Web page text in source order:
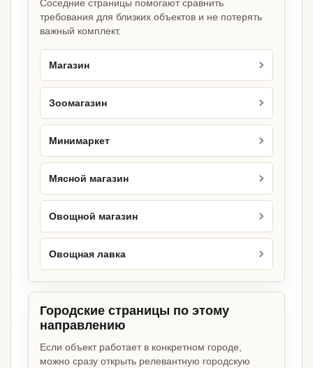
Соседние страницы помогают сравнить
требования для близких объектов и не потерять
важный комплект.
Магазин
Зоомагазин
Минимаркет
Мясной магазин
Овощной магазин
Овощная лавка
Городские страницы по этому
направлению
Если объект работает в конкретном городе,
можно сразу открыть релевантную городскую